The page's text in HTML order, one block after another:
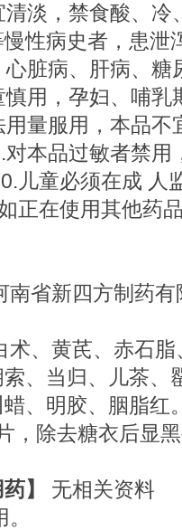
清淡，禁食酸、
性病史者，患泄
脏病、肝病、
用，孕妇、哺
量服用，本品
本品过敏者禁
儿童必须在成 人
正在使用其他药
南省新四方制药有
术、黄芪、赤石
、当归、儿茶、
、明胶、胭脂红
，除去糖衣后显
】
无相关资料